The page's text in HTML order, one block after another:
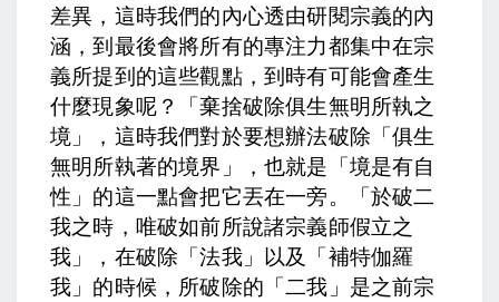
差異，這時我們的內心透由研閱宗義的內
涵，到最後會將所有的專注力都集中在宗
義所提到的這些觀點，到時有可能會產生
什麼現象呢？「棄捨破除俱生無明所執之
境」，這時我們對於要想辦法破除「俱生
無明所執著的境界」，也就是「境是有自
性」的這一點會把它丟在一旁。「於破二
我之時，唯破如前所說諸宗義師假立之
我」，在破除「法我」以及「補特伽羅
我」的時候，所破除的「二我」是之前宗